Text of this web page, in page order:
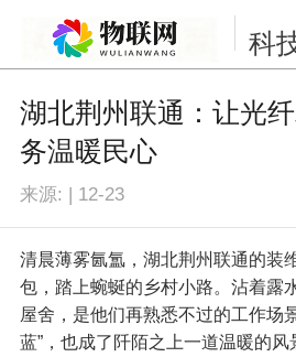
科
湖北荆州联通：让光
务温暖民心
来源: | 12-23
清晨薄雾氤氲，湖北荆州联通的装
包，踏上蜿蜒的乡村小路。沾着露
屋舍，是他们再熟悉不过的工作场
蓝”，也成了阡陌之上一道温暖的风